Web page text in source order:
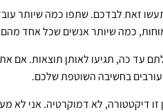
זאת לבדכם. שתפו כמה שיותר
כמה שיותר אנשים שכל אחד מהם
כה, תגיעו לאותן תוצאות. אם אתם
בחשיבה השוטפת שלכם.
דיקטטורה, לא דמוקרטיה. אני לא